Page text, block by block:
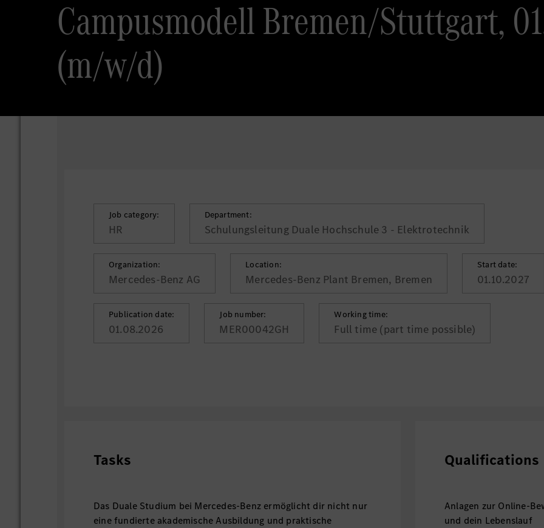
Campusmodell Bremen/Stuttgart,
(m/w/d)
Job category:
HR
Department:
Schulungsleitung Duale Hochschule 3 - Elektrotechnik
Organization:
Mercedes-Benz AG
Location:
Mercedes-Benz Plant Bremen, Bremen
Start date:
01.10.2027
Publication date:
01.08.2026
Job number:
MER00042GH
Working time:
Full time (part time possible)
Tasks
Das Duale Studium bei Mercedes-Benz ermöglicht dir nicht nur
eine fundierte akademische Ausbildung und praktische
Qualifications
Anlagen zur Online-
und dein Lebenslauf